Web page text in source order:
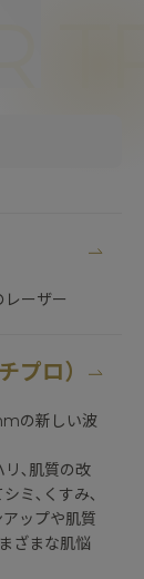
ーザー
ロ）
の新しい波
リ､肌質の改
ミ､くすみ､
ップや肌質
ざまな肌悩